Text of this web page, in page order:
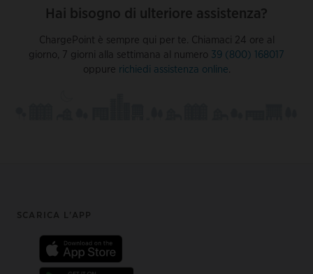
Hai bisogno di ulteriore assistenza?
ChargePoint è sempre qui per te. Chiamaci 24 ore al
giorno, 7 giorni alla settimana al numero 39 (800) 168017
oppure richiedi assistenza online.
Footer
SCARICA L'APP